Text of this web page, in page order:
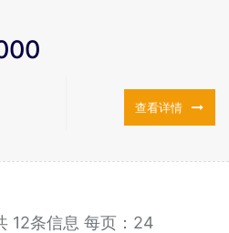
查看详情
每页：24
12条信息